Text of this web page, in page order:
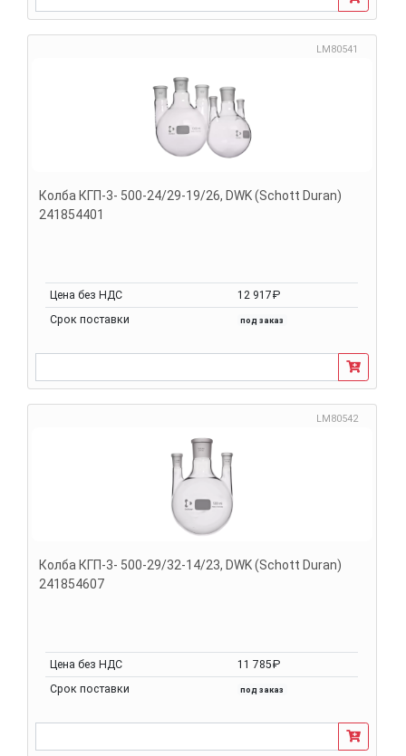
LM80541
Колба КГП-3- 500-24/29-19/26, DWK (Schott Duran)
241854401
Цена без НДС
12 917₽
Срок поставки
под заказ
LM80542
Колба КГП-3- 500-29/32-14/23, DWK (Schott Duran)
241854607
Цена без НДС
11 785₽
Срок поставки
под заказ